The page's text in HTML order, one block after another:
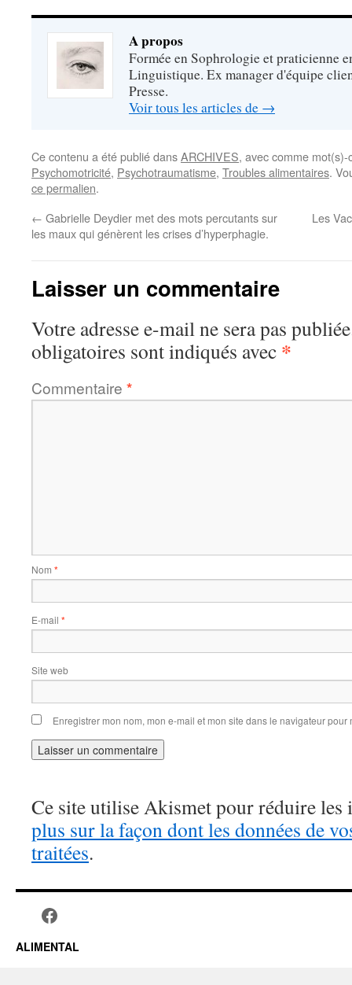
A propos
Formée en Sophrologie et praticienne
Linguistique. Ex manager d'équipe
Presse.
Voir tous les articles de →
Ce contenu a été publié dansARCHIVES, avec comme
Psychomotricité, Psychotraumatisme, Troubles alimentaires.
ce permalien.
← Gabrielle Deydier met des mots percutants sur
les maux qui génèrent les crises d’hyperphagie.
Les
Laisser un commentaire
Votre adresse e-mail ne sera pas
obligatoires sont indiqués avec *
Commentaire *
Nom *
E-mail *
Site web
Enregistrer mon nom, mon e-mail et mon site dans le navigateur
Ce site utilise Akismet pour réduire les
plus sur la façon dont les données de
traitées.
ALIMENTAL